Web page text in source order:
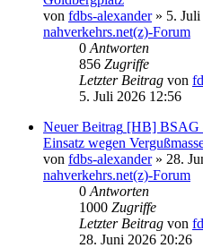
von fdbs-alexander» 5. Juli
nahverkehrs.net(z)-Forum
0 Antworten
856 Zugriffe
Letzter Beitrag von
5. Juli 2026 12:56
Neuer Beitrag [HB] BSAG
Einsatz wegen
von fdbs-alexander» 28.
nahverkehrs.net(z)-Forum
0 Antworten
1000 Zugriffe
Letzter Beitrag von
28. Juni 2026 20:26